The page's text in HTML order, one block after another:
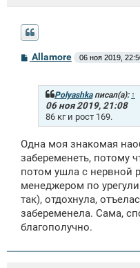
С
о
Allamore 06 ноя 2019,
Polyashkaписал(а): ↑
06 ноя 2019, 21:08
86 кг и рост 169.
Одна моя знакомая
забеременеть, потому
потом ушла с нервной
менеджером по
так), отдохнула,
забеременела. Сама,
благополучно.